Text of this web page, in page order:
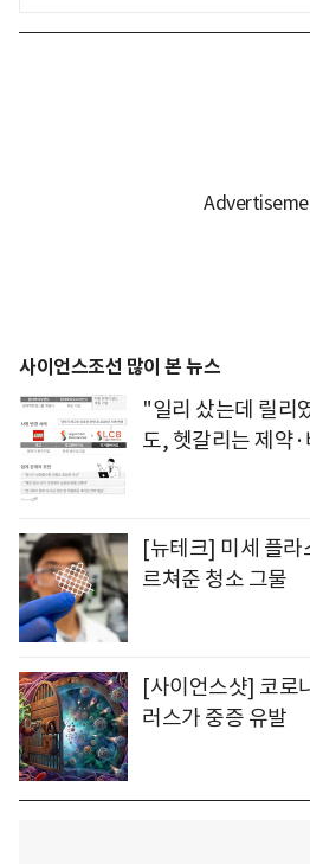
사이언스조선 많이 본 뉴스
"일리 샀는데 릴
도, 헷갈리는 제약
[뉴테크] 미세 플라
르쳐준 청소 그물
[사이언스샷] 코로
러스가 중증 유발